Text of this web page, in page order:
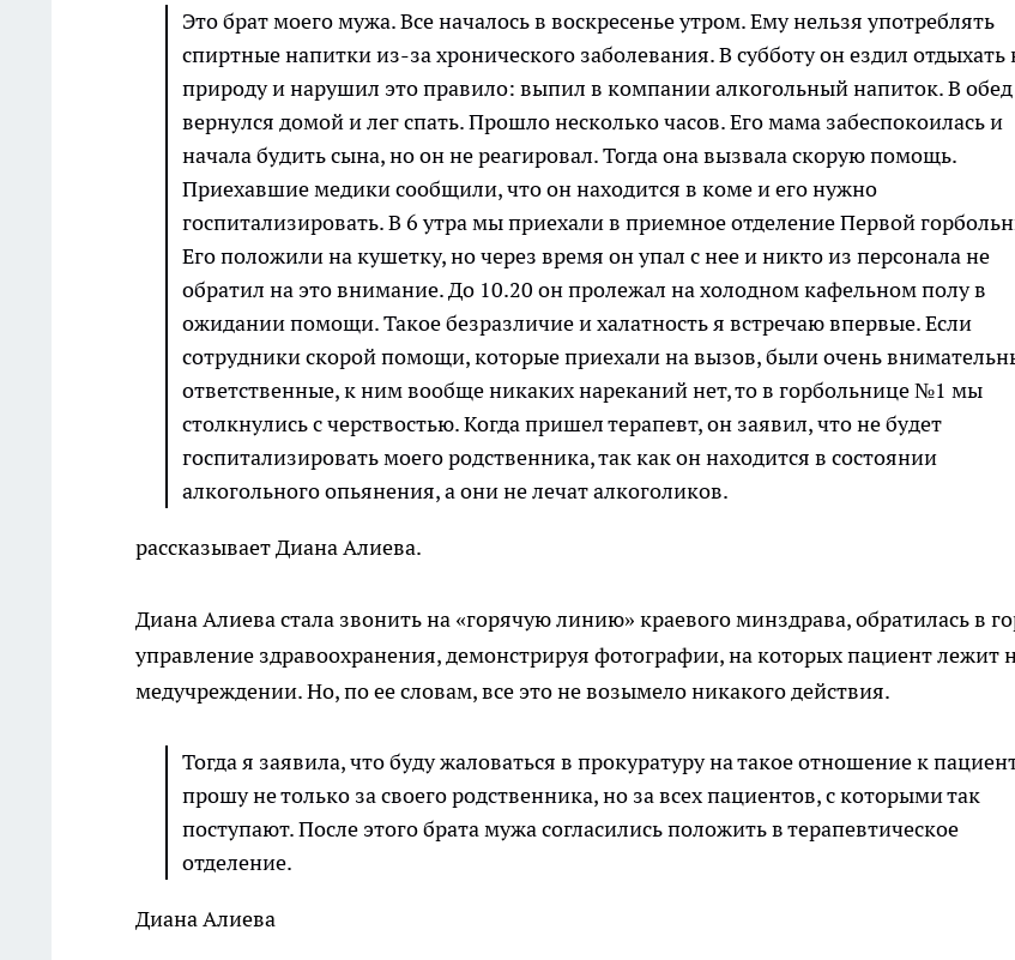
Это брат моего мужа. Все началось в воскресенье утром. Ему нельзя употреблять
спиртные напитки из-за хронического заболевания. В субботу он ездил отдыхать
природу и нарушил это правило: выпил в компании алкогольный напиток. В обед
вернулся домой и лег спать. Прошло несколько часов. Его мама забеспокоилась и
начала будить сына, но он не реагировал. Тогда она вызвала скорую помощь.
Приехавшие медики сообщили, что он находится в коме и его нужно
госпитализировать. В 6 утра мы приехали в приемное отделение Первой
Его положили на кушетку, но через время он упал с нее и никто из персонала не
обратил на это внимание. До 10.20 он пролежал на холодном кафельном полу в
ожидании помощи. Такое безразличие и халатность я встречаю впервые. Если
сотрудники скорой помощи, которые приехали на вызов, были очень
ответственные, к ним вообще никаких нареканий нет, то в горбольнице №1 мы
столкнулись с черствостью. Когда пришел терапевт, он заявил, что не будет
госпитализировать моего родственника, так как он находится в состоянии
алкогольного опьянения, а они не лечат алкоголиков.
рассказывает Диана Алиева.
Диана Алиева стала звонить на «горячую линию» краевого минздрава, обратилась в
управление здравоохранения, демонстрируя фотографии, на которых пациент лежит
медучреждении. Но, по ее словам, все это не возымело никакого действия.
Тогда я заявила, что буду жаловаться в прокуратуру на такое отношение к
прошу не только за своего родственника, но за всех пациентов, с которыми так
поступают. После этого брата мужа согласились положить в терапевтическое
отделение.
Диана Алиева